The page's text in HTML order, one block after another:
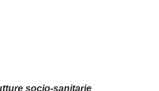
socio-sanitarie